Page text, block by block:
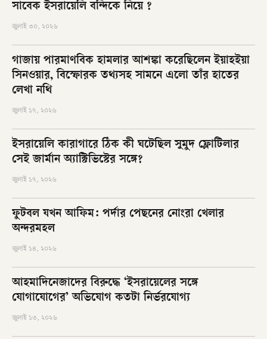
সাবেক ইসরায়েলি বন্দিকে নিয়ে ?
জুলাই ৩০, ২০২৬
গাজায় পারমাণবিক হামলার আশঙ্কা করেছিলেন ইয়াহইয়া
সিনওয়ার, বিস্ফোরক তথ্যসহ সামনে এলো তাঁর হাতের
লেখা নথি
জুলাই ১৭, ২০২৬
ইসরায়েলি কারাগারে ঠিক কী ঘটেছিল সুমুদ ফ্লোটিলার
সেই জার্মান অ্যাক্টিভিস্টের সঙ্গে?
জুলাই ১৭, ২০২৬
ফুটবল যখন আফিম: পর্দার পেছনের নোংরা খেলার
অন্দরমহল
জুলাই ১৪, ২০২৬
আহমাদিনেজাদের বিরুদ্ধে ‘ইসরায়েলের সঙ্গে
যোগাযোগের’ অভিযোগ কতটা নির্ভরযোগ্য
জুলাই ১৩, ২০২৬